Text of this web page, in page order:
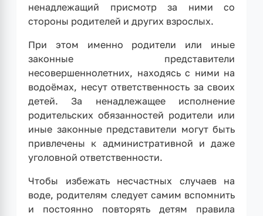
ненадлежащий присмотр за ними со
стороны родителей и других взрослых.
При этом именно родители или иные
законные представители
несовершеннолетних, находясь с ними на
водоёмах, несут ответственность за своих
детей. За ненадлежащее исполнение
родительских обязанностей родители или
иные законные представители могут быть
привлечены к административной и даже
уголовной ответственности.
Чтобы избежать несчастных случаев на
воде, родителям следует самим вспомнить
и постоянно повторять детям правила